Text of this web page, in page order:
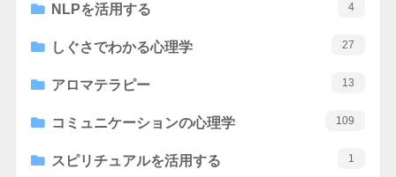
NLPを活用する 4
しぐさでわかる心理学 27
アロマテラピー 13
コミュニケーションの心理学 109
スピリチュアルを活用する 1